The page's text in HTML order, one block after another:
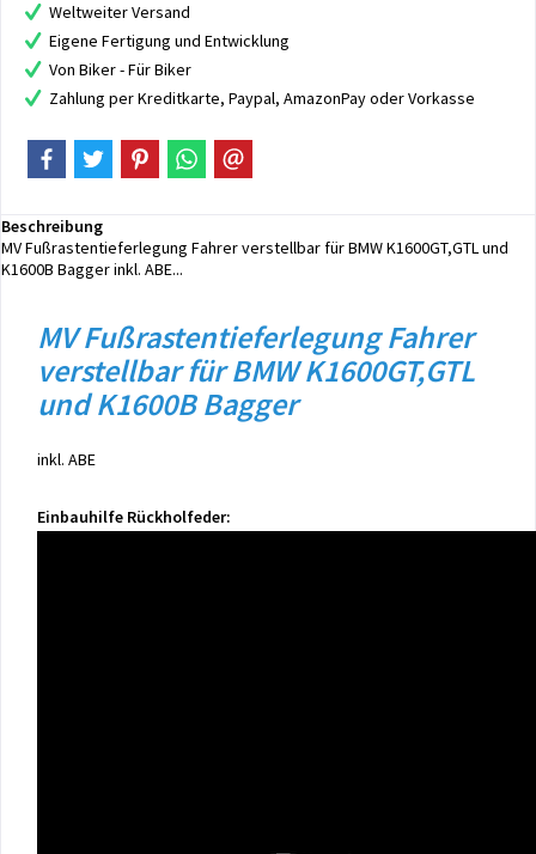
Weltweiter Versand
Eigene Fertigung und Entwicklung
Von Biker - Für Biker
Zahlung per Kreditkarte, Paypal, AmazonPay oder Vorkasse
Beschreibung
MV Fußrastentieferlegung Fahrer verstellbar für BMW K1600GT,GTL und
K1600B Bagger inkl. ABE...
MV Fußrastentieferlegung Fahrer
verstellbar für BMW K1600GT,GTL
und K1600B Bagger
inkl. ABE
Einbauhilfe Rückholfeder: